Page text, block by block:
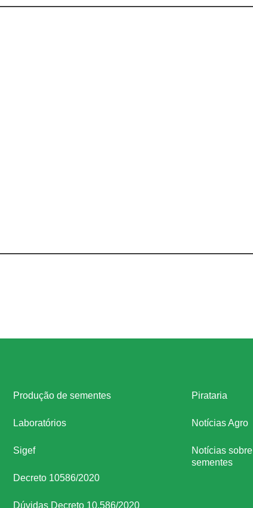
Produção de sementes
Laboratórios
Sigef
Decreto 10586/2020
Dúvidas Decreto 10.586/2020
Pirataria
Notícias Agro
Notícias sobre
sementes